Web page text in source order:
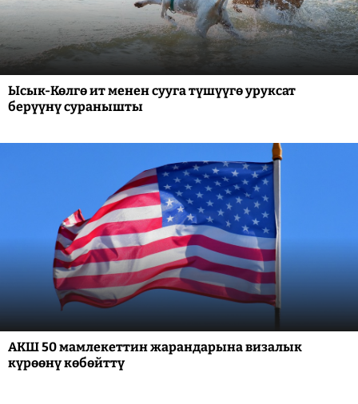
Ысык-Көлгө ит менен сууга түшүүгө уруксат
берүүнү суранышты
АКШ 50 мамлекеттин жарандарына визалык
күрөөнү көбөйттү